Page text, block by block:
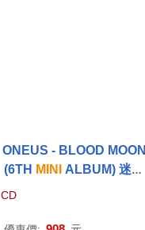
ONEUS - BLOOD MOON
(6TH MINI
ALBUM) 迷你
六輯 (韓國進口版) 官網
CD